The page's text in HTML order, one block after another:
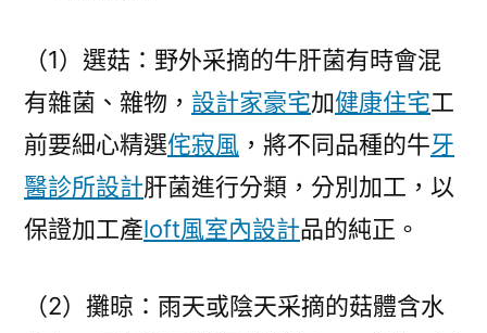
（1）選菇：野外采摘的牛肝菌有時會混
有雜菌、雜物， 設計家豪宅加健康住宅工
前要細心精選侘寂風 ，將不同品種的牛牙
醫診所設計肝菌進行分類，分別加工，以
保證加工產loft風室內設計品的純正。
（2）攤晾：雨天或陰天采摘的菇體含水